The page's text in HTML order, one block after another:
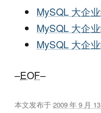
MySQL 大企
MySQL 大企
MySQL 大企
–EOF–
本文发布于2009 年 9 月